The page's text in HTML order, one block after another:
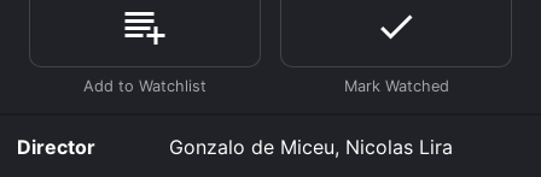
Director
Gonzalo de Miceu, Nicolas Lira